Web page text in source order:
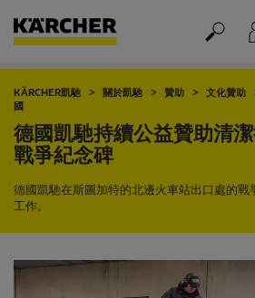
購物車
願望清單
KÄRCHER凱馳 關於凱馳 贊助 文化贊助
國
德國凱馳持續公益贊助清
戰爭紀念碑
德國凱馳在斯圖加特的北邊火車站出口處的戰
工作。